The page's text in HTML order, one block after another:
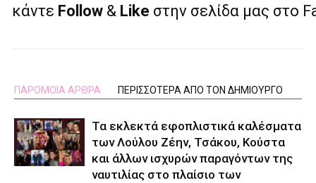
κάντε Follow & Like στην σελίδα μας στο
ΠΑΡΟΜΟΙΑ ΑΡΘΡΑ ΠΕΡΙΣΣΟΤΕΡΑ ΑΠΟ ΤΟΝ ΔΗΜΙΟΥΡΓΟ
Τα εκλεκτά εφοπλιστικά καλέσματα
των Λούλου Ζέην, Τσάκου, Κούστα
και άλλων ισχυρών παραγόντων της
ναυτιλίας στο πλαίσιο των